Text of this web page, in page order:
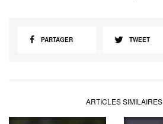
PARTAGER TWEET
ARTICLES SIMILAIRES